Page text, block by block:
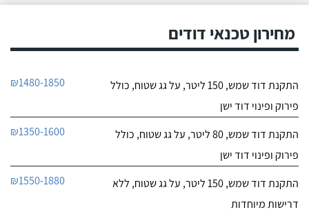
מחירון טכנאי דודים
התקנת דוד שמש, 150 ליטר, על גג שטוח, כולל
פירוק ופינוי דוד ישן
₪1480-1850
התקנת דוד שמש, 80 ליטר, על גג שטוח, כולל
פירוק ופינוי דוד ישן
₪1350-1600
התקנת דוד שמש, 150 ליטר, על גג שטוח, ללא
דרישות מיוחדות
₪1550-1880